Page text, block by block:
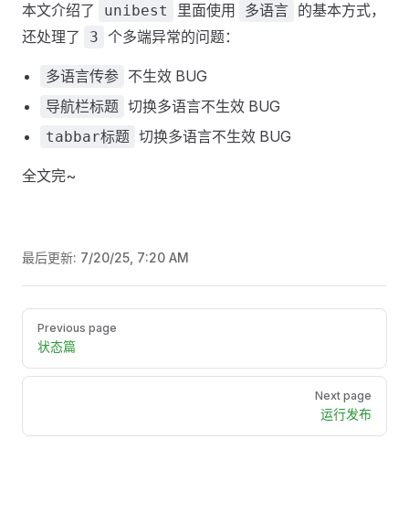
本文介绍了 unibest 里面使用 多语言 的基本方式，
还处理了
3 个多端异常的问题：
多语言传参 不生效 BUG
导航栏标题 切换多语言不生效 BUG
tabbar标题 切换多语言不生效 BUG
全文完~
最后更新: 7/20/25, 7:20 AM
Pager
Previous page
状态篇
Next page
运行发布